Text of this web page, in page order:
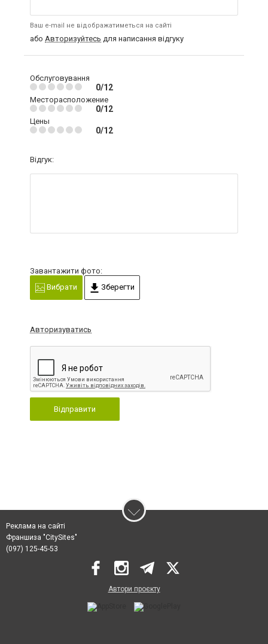
Ваш e-mail не відображатиметься на сайті
або Авторизуйтесь для написання відгуку
Обслуговування
0/12
Месторасположение
0/12
Цены
0/12
Відгук:
Завантажити фото:
Вибрати
Зберегти
Авторизуватись
Відправити
Реклама на сайті
Франшиза "CitySites"
(097) 125-45-53
Автори проєкту